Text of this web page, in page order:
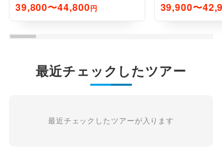
39,800〜44,800円 39,900〜
最近チェックしたツアー
最近チェックしたツアーが入ります